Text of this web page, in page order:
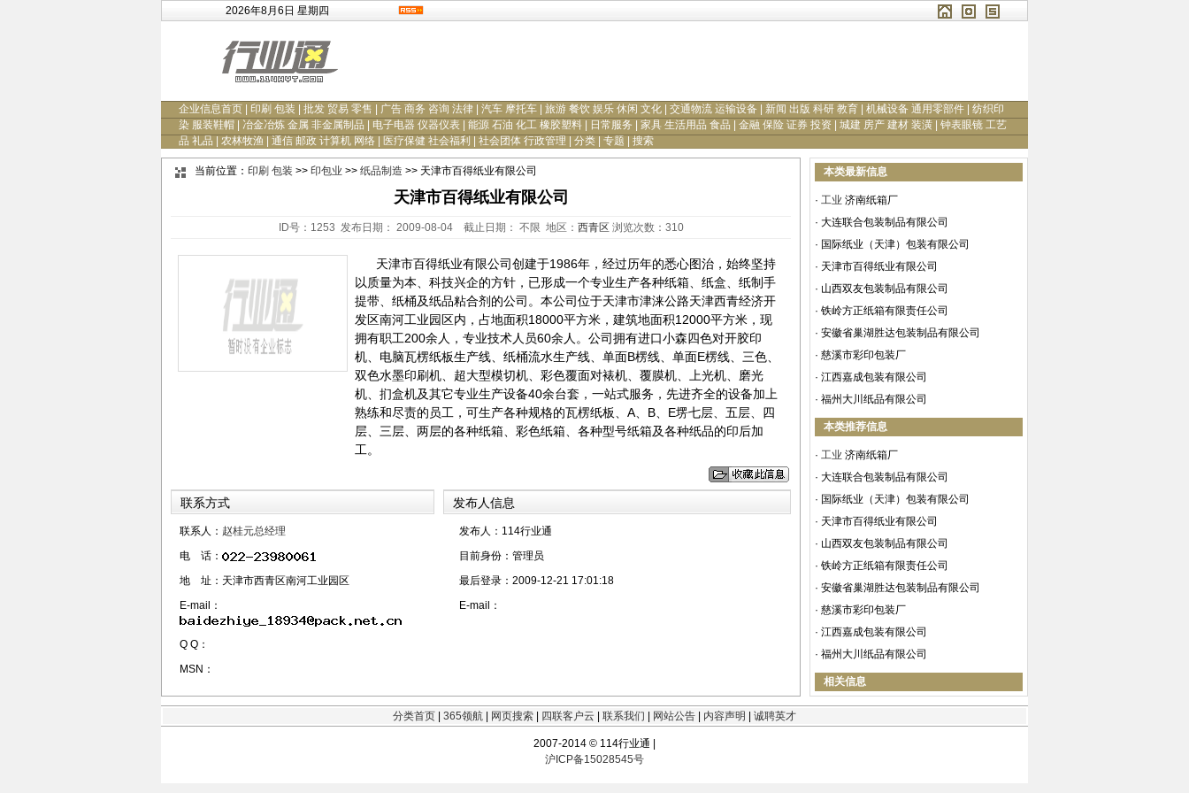
2026年8月6日 星期四
企业信息首页 印刷 包装 批发 贸易 零售 广告 商务 咨询 法律 汽车 摩托车 旅游 餐饮 娱乐 休闲 文化 交通物流 运输设备 新闻 出版 科研 教育 机械设备 通用零部件
纺织印
染 服装鞋帽
冶金冶炼 金属 非金属制品 电子电器 仪器仪表 能源 石油 化工 橡胶塑料 日常服务 家具 生活用品 食品 金融 保险 证券 投资 城建 房产 建材 装潢
钟表眼镜 工艺
品 礼品
农林牧渔 通信 邮政 计算机 网络 医疗保健 社会福利 社会团体 行政管理 分类 专题 搜索
当前位置： 印刷 包装 >> 印包业 >> 纸品制造 >> 天津市百得纸业有限公司
天津市百得纸业有限公司
ID号：1253 发布日期： 2009-08-04 截止日期： 不限 地区： 西青区 浏览次数： 310
天津市百得纸业有限公司创建于1986年，经过历年的悉心图治，始终坚持
以质量为本、科技兴企的方针，已形成一个专业生产各种纸箱、纸盒、纸制手
提带、纸桶及纸品粘合剂的公司。本公司位于天津市津涞公路天津西青经济开
发区南河工业园区内，占地面积18000平方米，建筑地面积12000平方米，现
拥有职工200余人，专业技术人员60余人。公司拥有进口小森四色对开胶印
机、电脑瓦楞纸板生产线、纸桶流水生产线、单面B楞线、单面E楞线、三色、
双色水墨印刷机、超大型模切机、彩色覆面对裱机、覆膜机、上光机、磨光
机、扪盒机及其它专业生产设备40余台套，一站式服务，先进齐全的设备加上
熟练和尽责的员工，可生产各种规格的瓦楞纸板、A、B、E塄七层、五层、四
层、三层、两层的各种纸箱、彩色纸箱、各种型号纸箱及各种纸品的印后加
工。
联系方式
联系人： 赵桂元总经理
电 话：
地 址：天津市西青区南河工业园区
E-mail：
Q Q：
MSN：
发布人信息
发布人：114行业通
目前身份： 管理员
最后登录： 2009-12-21 17:01:18
E-mail：
本类最新信息
· 工业 济南纸箱厂
· 大连联合包装制品有限公司
· 国际纸业（天津）包装有限公司
· 天津市百得纸业有限公司
· 山西双友包装制品有限公司
· 铁岭方正纸箱有限责任公司
· 安徽省巢湖胜达包装制品有限公司
· 慈溪市彩印包装厂
· 江西嘉成包装有限公司
· 福州大川纸品有限公司
本类推荐信息
· 工业 济南纸箱厂
· 大连联合包装制品有限公司
· 国际纸业（天津）包装有限公司
· 天津市百得纸业有限公司
· 山西双友包装制品有限公司
· 铁岭方正纸箱有限责任公司
· 安徽省巢湖胜达包装制品有限公司
· 慈溪市彩印包装厂
· 江西嘉成包装有限公司
· 福州大川纸品有限公司
相关信息
分类首页 365领航 网页搜索 四联客户云 联系我们 网站公告 内容声明 诚聘英才
2007-2014 © 114行业通 |
沪ICP备15028545号